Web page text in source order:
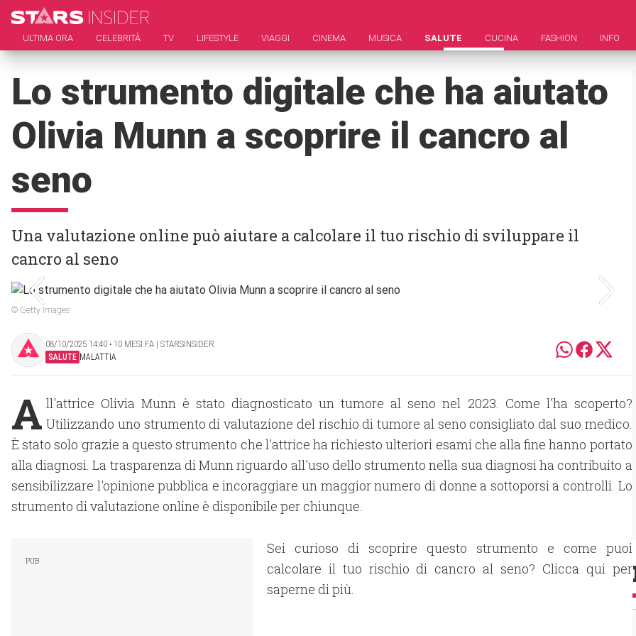
ULTIMA ORA CELEBRITÀ TV LIFESTYLE VIAGGI CINEMA MUSICA SALUTE CUCINA FASHION INFO
Lo strumento digitale che ha aiutato
Olivia Munn a scoprire il cancro al
seno
Una valutazione online può aiutare a calcolare il tuo rischio di sviluppare il
cancro al seno
© Getty Images
08/10/2025 14:40 ‧ 10 MESI FA | STARSINSIDER
SALUTE MALATTIA
A ll'attrice Olivia Munn è stato diagnosticato un tumore al seno nel 2023. Come l'ha scoperto?
Utilizzando uno strumento di valutazione del rischio di tumore al seno consigliato dal suo medico.
È stato solo grazie a questo strumento che l'attrice ha richiesto ulteriori esami che alla fine hanno portato
alla diagnosi. La trasparenza di Munn riguardo all'uso dello strumento nella sua diagnosi ha contribuito a
sensibilizzare l'opinione pubblica e incoraggiare un maggior numero di donne a sottoporsi a controlli. Lo
strumento di valutazione online è disponibile per chiunque.
Sei curioso di scoprire questo strumento e come puoi
calcolare il tuo rischio di cancro al seno? Clicca qui per
saperne di più.